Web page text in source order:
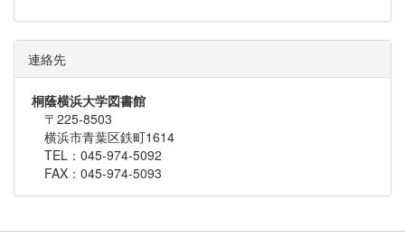
連絡先
桐蔭横浜大学図書館
〒225-8503
横浜市青葉区鉄町1614
TEL：045-974-5092
FAX：045-974-5093